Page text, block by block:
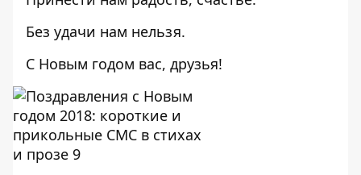
Без удачи нам нельзя.
С Новым годом вас, друзья!